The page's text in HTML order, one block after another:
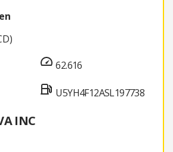
62.616
U5YH4F12ASL197738
INC